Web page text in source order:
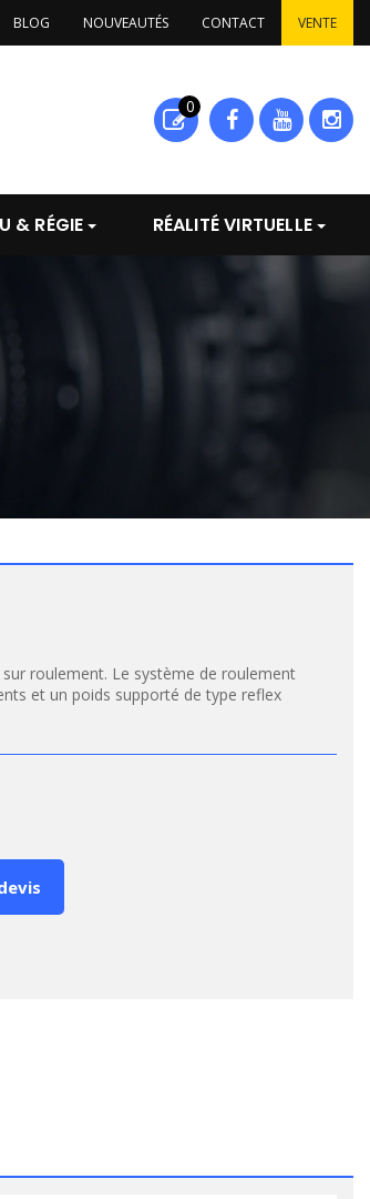
BLOG NOUVEAUTÉS CONTACT VENTE
0
& RÉGIE RÉALITÉ VIRTUELLE
roulement. Le système de roulement
et un poids supporté de type reflex